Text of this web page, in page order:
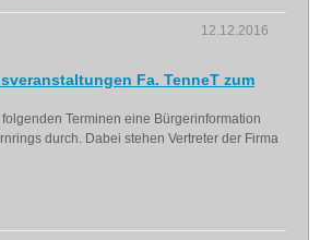
12.12.2016
Fa. TenneT zum
folgenden Terminen eine Bürgerinformation
durch. Dabei stehen Vertreter der Firma